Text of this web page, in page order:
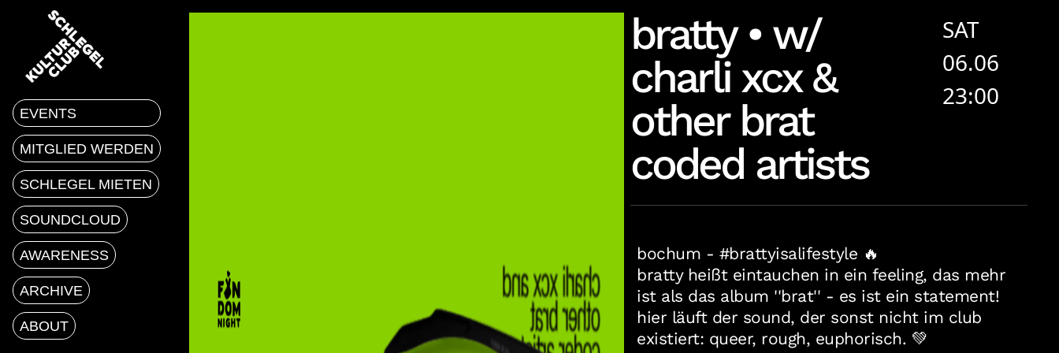
EVENTS
MITGLIED WERDEN
SCHLEGEL MIETEN
SOUNDCLOUD
AWARENESS
ARCHIVE
ABOUT
bratty • w/
charli xcx &
other brat
coded artists
SAT
06.06
23:00
bochum - #brattyisalifestyle 🔥
bratty heißt eintauchen in ein feeling, das mehr
ist als das album ''brat'' - es ist ein statement!
hier läuft der sound, der sonst nicht im club
existiert: queer, rough, euphorisch. 💚